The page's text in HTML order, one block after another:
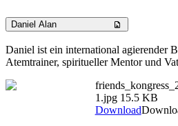
Daniel Alan
Daniel ist ein international agierender
Atemtrainer, spiritueller Mentor und
1.jpg 15.5 KB
Download